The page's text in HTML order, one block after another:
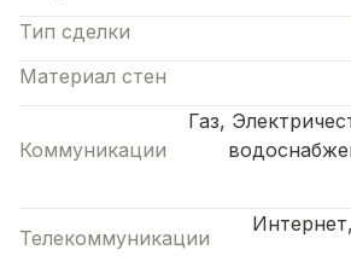
Тип сделки
Материал стен
Коммуникации
Газ,
Телекоммуникации